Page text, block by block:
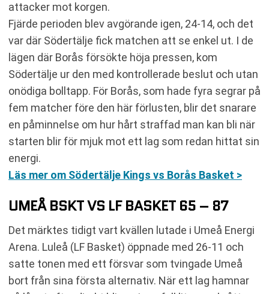
attacker mot korgen.
Fjärde perioden blev avgörande igen, 24-14, och det
var där Södertälje fick matchen att se enkel ut. I de
lägen där Borås försökte höja pressen, kom
Södertälje ur den med kontrollerade beslut och utan
onödiga bolltapp. För Borås, som hade fyra segrar på
fem matcher före den här förlusten, blir det snarare
en påminnelse om hur hårt straffad man kan bli när
starten blir för mjuk mot ett lag som redan hittat sin
energi.
Läs mer om Södertälje Kings vs Borås Basket >
UMEÅ BSKT VS LF BASKET 65 – 87
Det märktes tidigt vart kvällen lutade i Umeå Energi
Arena. Luleå (LF Basket) öppnade med 26-11 och
satte tonen med ett försvar som tvingade Umeå
bort från sina första alternativ. När ett lag hamnar